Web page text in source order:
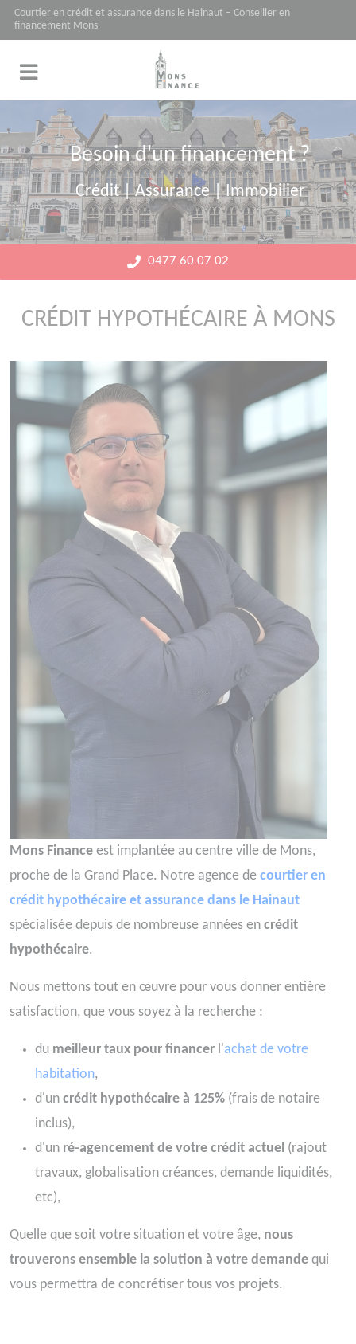
Courtier en crédit et assurance dans le Hainaut – Conseiller en
financement Mons
Besoin d'un financement ?
Crédit | Assurance | Immobilier
0477 60 07 02
CRÉDIT HYPOTHÉCAIRE À MONS
Mons Finance est implantée au centre ville de Mons,
proche de la Grand Place. Notre agence de courtier en
crédit hypothécaire et assurance dans le Hainaut
spécialisée depuis de nombreuse années en crédit
hypothécaire.
Nous mettons tout en œuvre pour vous donner entière
satisfaction, que vous soyez à la recherche :
du meilleur taux pour financer l'achat de votre
habitation,
d'un crédit hypothécaire à 125% (frais de notaire
inclus),
d'un ré-agencement de votre crédit actuel (rajout
travaux, globalisation créances, demande liquidités,
etc),
Quelle que soit votre situation et votre âge, nous
trouverons ensemble la solution à votre demande qui
vous permettra de concrétiser tous vos projets.
Panneau de gestion des cookies